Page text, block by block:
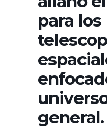
para los
general.